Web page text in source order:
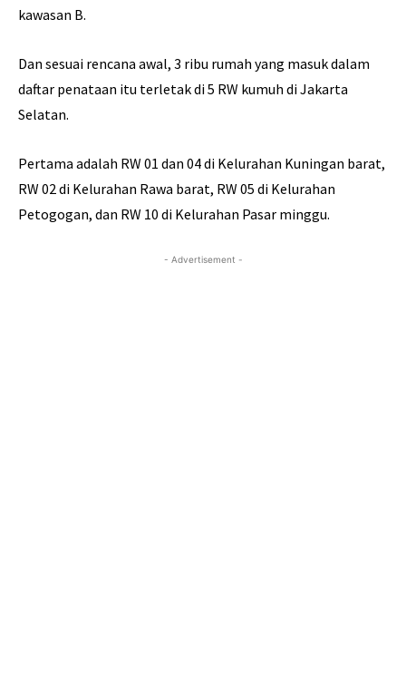
kawasan B.
Dan sesuai rencana awal, 3 ribu rumah yang masuk dalam
daftar penataan itu terletak di 5 RW kumuh di Jakarta
Selatan.
Pertama adalah RW 01 dan 04 di Kelurahan Kuningan barat,
RW 02 di Kelurahan Rawa barat, RW 05 di Kelurahan
Petogogan, dan RW 10 di Kelurahan Pasar minggu.
- Advertisement -